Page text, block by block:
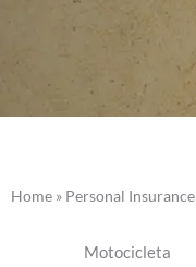
Home » Personal Insurance
Motocicleta